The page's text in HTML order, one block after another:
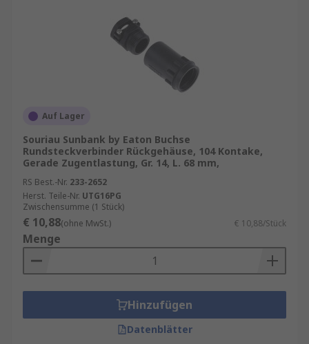
Auf Lager
Souriau Sunbank by Eaton Buchse
Rundsteckverbinder Rückgehäuse, 104 Kontake,
Gerade Zugentlastung, Gr. 14, L. 68 mm,
RS Best.-Nr. 233-2652
Herst. Teile-Nr. UTG16PG
Zwischensumme (1 Stück)
€ 10,88(ohne MwSt.) € 10,88/Stück
Menge
Hinzufügen
Datenblätter